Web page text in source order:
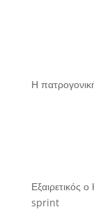
Η
Εξαιρετικός
sprint